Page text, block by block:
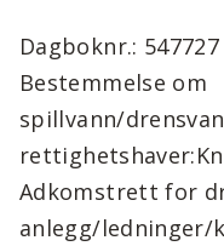
Dagboknr.: 547727
Bestemmelse om
spillvann/
Adkomstrett for
anlegg/ledninger/